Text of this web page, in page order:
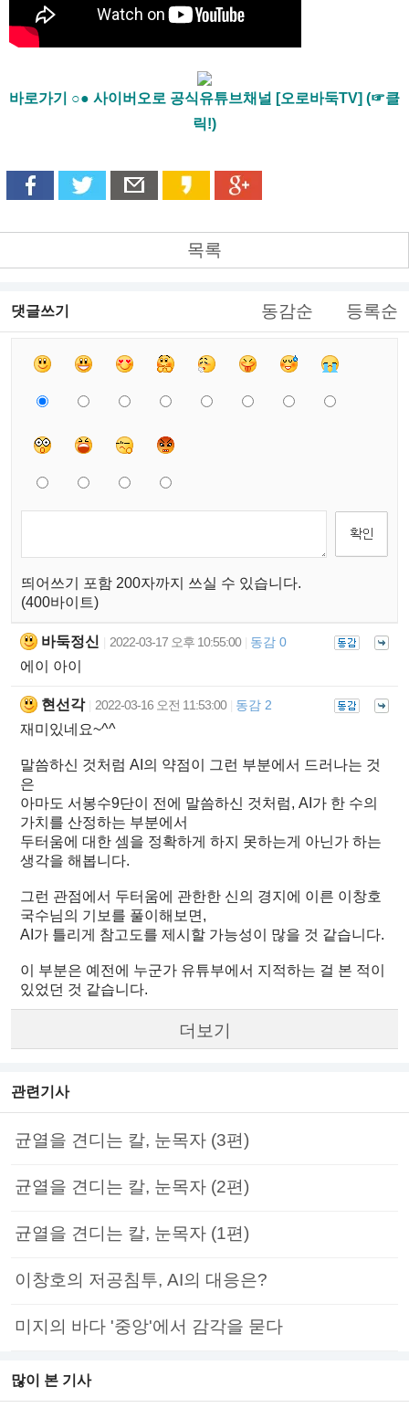
바로가기 ○● 사이버오로 공식유튜브채널 [오로바둑TV] (☞클
릭!)
목록
댓글쓰기 동감순 등록순
띄어쓰기 포함 200자까지 쓰실 수 있습니다.
(400바이트)
바둑정신 2022-03-17 오후 10:55:00 동감 0
에이 아이
현선각 2022-03-16 오전 11:53:00 동감 2
재미있네요~^^
말씀하신 것처럼 AI의 약점이 그런 부분에서 드러나는 것
은
아마도 서봉수9단이 전에 말씀하신 것처럼, AI가 한 수의
가치를 산정하는 부분에서
두터움에 대한 셈을 정확하게 하지 못하는게 아닌가 하는
생각을 해봅니다.
그런 관점에서 두터움에 관한한 신의 경지에 이른 이창호
국수님의 기보를 풀이해보면,
AI가 틀리게 참고도를 제시할 가능성이 많을 것 같습니다.
이 부분은 예전에 누군가 유튜부에서 지적하는 걸 본 적이
있었던 것 같습니다.
더보기
관련기사
균열을 견디는 칼, 눈목자 (3편)
균열을 견디는 칼, 눈목자 (2편)
균열을 견디는 칼, 눈목자 (1편)
이창호의 저공침투, AI의 대응은?
미지의 바다 '중앙'에서 감각을 묻다
많이 본 기사